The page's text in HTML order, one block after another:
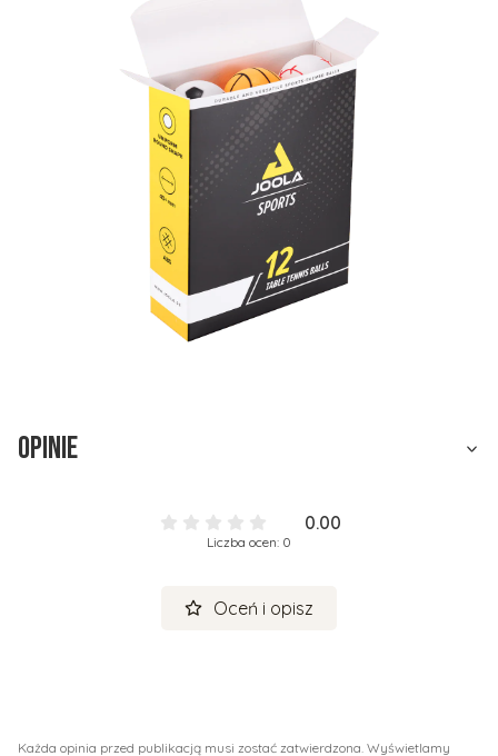
Opinie
0.00
Liczba ocen: 0
Oceń i opisz
Każda opinia przed publikacją musi zostać zatwierdzona. Wyświetlamy